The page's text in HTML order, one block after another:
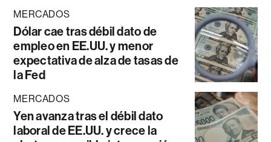
MERCADOS
Dólar cae tras débil dato de
empleo en EE.UU. y menor
expectativa de alza de tasas de
la Fed
MERCADOS
Yen avanza tras el débil dato
laboral de EE.UU. y crece la